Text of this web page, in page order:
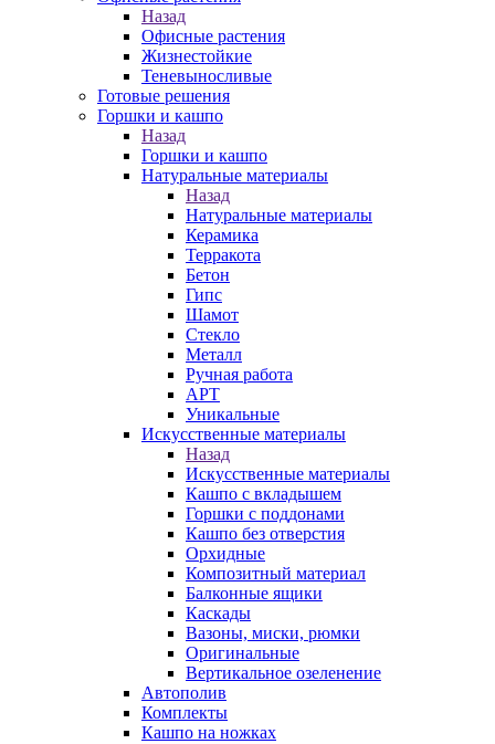
Назад
Офисные растения
Жизнестойкие
Теневыносливые
Готовые решения
Горшки и кашпо
Назад
Горшки и кашпо
Натуральные материалы
Назад
Натуральные материалы
Керамика
Терракота
Бетон
Гипс
Шамот
Стекло
Металл
Ручная работа
АРТ
Уникальные
Искусственные материалы
Назад
Искусственные материалы
Кашпо с вкладышем
Горшки с поддонами
Кашпо без отверстия
Орхидные
Композитный материал
Балконные ящики
Каскады
Вазоны, миски, рюмки
Оригинальные
Вертикальное озеленение
Автополив
Комплекты
Кашпо на ножках